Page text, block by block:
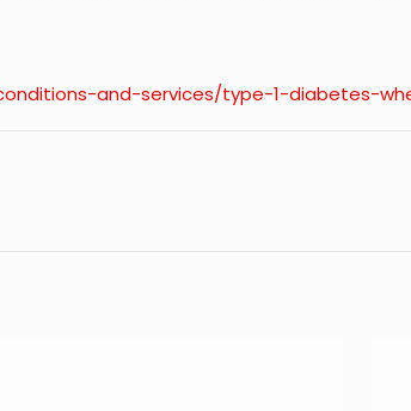
and-services/type-1-diabetes-